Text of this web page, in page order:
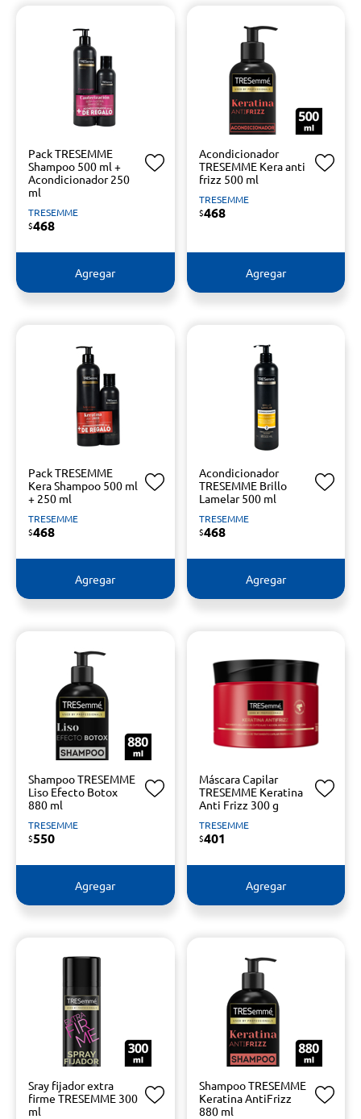
Pack TRESEMME
Shampoo 500 ml +
Acondicionador 250
ml
TRESEMME
$468
Agregar
Acondicionador
TRESEMME Kera anti
frizz 500 ml
TRESEMME
$468
Agregar
Pack TRESEMME
Kera Shampoo 500 ml
+ 250 ml
TRESEMME
$468
Agregar
Acondicionador
TRESEMME Brillo
Lamelar 500 ml
TRESEMME
$468
Agregar
Shampoo TRESEMME
Liso Efecto Botox
880 ml
TRESEMME
$550
Agregar
Máscara Capilar
TRESEMME Keratina
Anti Frizz 300 g
TRESEMME
$401
Agregar
Sray fijador extra
firme TRESEMME 300
ml
Shampoo TRESEMME
Keratina AntiFrizz
880 ml